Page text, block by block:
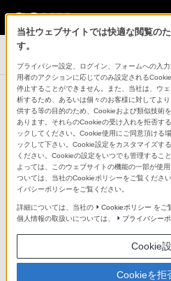
ポータブルオーディオプレー
ウォークマン®Aシ
A Pictorial History
Mouse ～Hi-Res
販売を終了い
当社ウェブサイトでは快適な閲覧の
す。
プライバシー設定、ログイン、フォームへの入
用者のアクションに応じてのみ設定される
停止することができません。また、当社は、ウ
析するため、あるいは個々のお客様に対してよ
供する等の目的のため、Cookieおよび類似技術
あります。それらのCookieの受け入れを拒否す
ックしてください。Cookie使用にご同意頂ける
ックして下さい。Cookie設定をカスタマイズす
ください。Cookieの設定をいつでも管理するこ
よっては、このウェブサイトの機能の一部が使
ついては、当社のCookieポリシーをご覧くださ
イバシーポリシーをご覧ください。
詳細については、当社の Cookieポリシー をご
個人情報の取扱いについては、
プライバシー
Cookie
Cookieを拒